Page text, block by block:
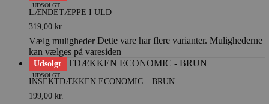
UDSOLGT
LÆNDETÆPPE I ULD
319,00 kr.
Vælg muligheder Dette vare har flere varianter. Mulighederne
kan vælges på varesiden
Udsolgt
UDSOLGT
INSEKTDÆKKEN ECONOMIC – BRUN
199,00 kr.